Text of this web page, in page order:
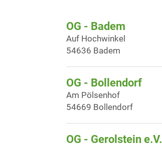
OG - Badem
Auf Hochwinkel
54636 Badem
OG - Bollendorf
Am Pölsenhof
54669 Bollendorf
OG - Gerolstein e.V.